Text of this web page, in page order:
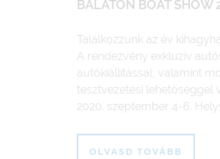
BALATON BOAT SHOW
Találkozzunk az év
A rendezvény exkluzív
autókiállítással, valamint
tesztvezetési lehetőséggel
2020. szeptember 4-6.
OLVASD TOVÁBB